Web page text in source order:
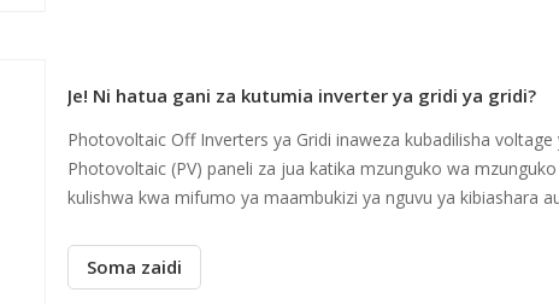
Je! Ni hatua gani za kutumia inverter ya gridi ya gridi?
Photovoltaic Off Inverters ya Gridi inaweza kubadilisha
Photovoltaic (PV) paneli za jua katika mzunguko wa
kulishwa kwa mifumo ya maambukizi ya nguvu ya kibiashara
Soma zaidi